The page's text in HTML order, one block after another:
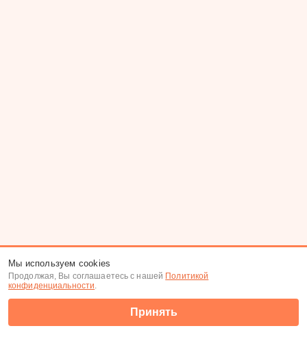
Мы используем cookies
Продолжая, Вы соглашаетесь с нашей Политикой
конфиденциальности.
Принять